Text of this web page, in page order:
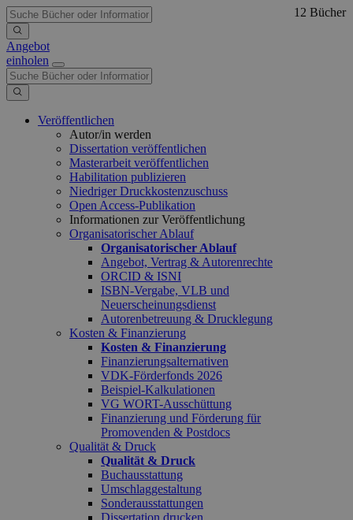
Angebot
einholen
Veröffentlichen
Autor/in werden
Dissertation veröffentlichen
Masterarbeit veröffentlichen
Habilitation publizieren
Niedriger Druckkostenzuschuss
Open Access-Publikation
Informationen zur Veröffentlichung
Organisatorischer Ablauf
Organisatorischer Ablauf
Angebot, Vertrag & Autorenrechte
ORCID & ISNI
ISBN-Vergabe, VLB und
Neuerscheinungsdienst
Autorenbetreuung & Drucklegung
Kosten & Finanzierung
Kosten & Finanzierung
Finanzierungsalternativen
VDK-Förderfonds 2026
Beispiel-Kalkulationen
VG WORT-Ausschüttung
Finanzierung und Förderung für
Promovenden & Postdocs
Qualität & Druck
Qualität & Druck
Buchausstattung
Umschlaggestaltung
Sonderausstattungen
Dissertation drucken
12 Bücher